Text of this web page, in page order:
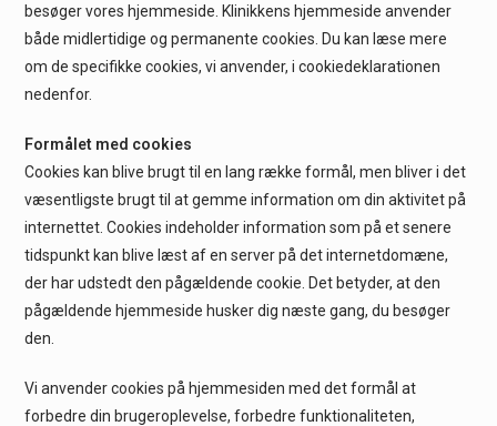
besøger vores hjemmeside. Klinikkens hjemmeside anvender
både midlertidige og permanente cookies. Du kan læse mere
om de specifikke cookies, vi anvender, i cookiedeklarationen
nedenfor.
Formålet med cookies
Cookies kan blive brugt til en lang række formål, men bliver i det
væsentligste brugt til at gemme information om din aktivitet på
internettet. Cookies indeholder information som på et senere
tidspunkt kan blive læst af en server på det internetdomæne,
der har udstedt den pågældende cookie. Det betyder, at den
pågældende hjemmeside husker dig næste gang, du besøger
den.
Vi anvender cookies på hjemmesiden med det formål at
forbedre din brugeroplevelse, forbedre funktionaliteten,